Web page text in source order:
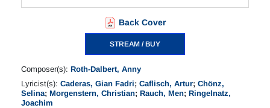
Back Cover
STREAM / BUY
Composer(s): Roth-Dalbert, Anny
Lyricist(s): Caderas, Gian Fadri; Caflisch, Artur; Chönz,
Selina; Morgenstern, Christian; Rauch, Men; Ringelnatz,
Joachim